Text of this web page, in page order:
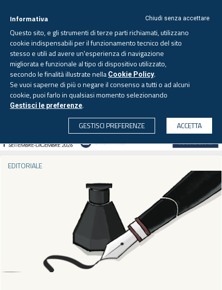
CERCA
Lunedì, 10 agosto 2026 - Aggiornato alle 6.00
EDITORIALE
Chiudi senza accettare
Informativa
Questo sito, e gli strumenti di terze parti richiamati, utilizzano
cookie indispensabili per il funzionamento tecnico del sito
stesso e utili ad avere un'esperienza di navigazione
migliorata e funzionale al tipo di dispositivo utilizzato,
secondo le finalità illustrate nella Cookie Policy.
Se vuoi saperne di più o negare il consenso a tutti o ad alcuni
cookie, puoi farlo in qualsiasi momento selezionando
Gestisci le preferenze.
GESTISCI PREFERENZE
ACCETTA